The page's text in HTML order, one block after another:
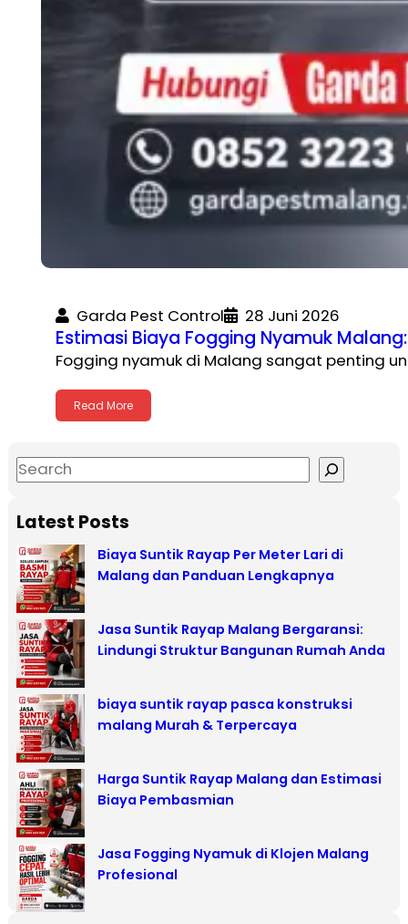
Garda Pest Control 28 Juni 2026
Estimasi Biaya Fogging Nyamuk
Fogging nyamuk di Malang sangat penting
Read More
S
a
c
h
Latest Posts
Biaya Suntik Rayap Per Meter Lari di
Malang dan Panduan Lengkapnya
Jasa Suntik Rayap Malang Bergaransi:
Lindungi Struktur Bangunan Rumah Anda
biaya suntik rayap pasca konstruksi
malang Murah & Terpercaya
Harga Suntik Rayap Malang dan Estimasi
Biaya Pembasmian
Jasa Fogging Nyamuk di Klojen Malang
Profesional